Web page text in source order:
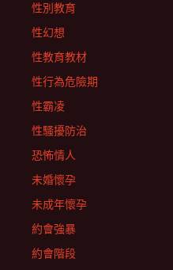
性別教育
性幻想
性教育教材
性行為危險期
性霸凌
性騷擾防治
恐怖情人
未婚懷孕
未成年懷孕
約會強暴
約會階段